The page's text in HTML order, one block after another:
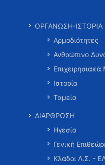
ΟΡΓΑΝΩΣΗ-ΙΣΤΟΡΙΑ
Αρμοδιότητες
Ανθρώπινο
Ιστορία
Ταμεία
ΔΙΑΡΘΡΩΣΗ
Ηγεσία
Γενική
Κλάδοι Λ.Σ. -